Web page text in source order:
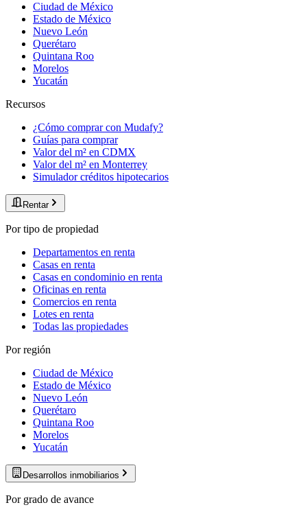
Ciudad de México
Estado de México
Nuevo León
Querétaro
Quintana Roo
Morelos
Yucatán
Recursos
¿Cómo comprar con Mudafy?
Guías para comprar
Valor del m² en CDMX
Valor del m² en Monterrey
Simulador créditos hipotecarios
Rentar
Por tipo de propiedad
Departamentos en renta
Casas en renta
Casas en condominio en renta
Oficinas en renta
Comercios en renta
Lotes en renta
Todas las propiedades
Por región
Ciudad de México
Estado de México
Nuevo León
Querétaro
Quintana Roo
Morelos
Yucatán
Desarrollos inmobiliarios
Por grado de avance